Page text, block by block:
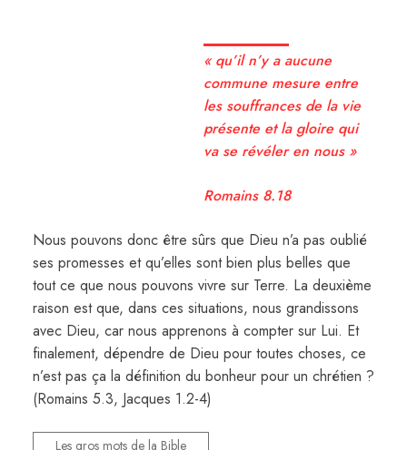
« qu’il n’y a aucune
commune mesure entre
les souffrances de la vie
présente et la gloire qui
va se révéler en nous »
Romains 8.18
Nous pouvons donc être sûrs que Dieu n’a pas oublié
ses promesses et qu’elles sont bien plus belles que
tout ce que nous pouvons vivre sur Terre. La deuxième
raison est que, dans ces situations, nous grandissons
avec Dieu, car nous apprenons à compter sur Lui. Et
finalement, dépendre de Dieu pour toutes choses, ce
n’est pas ça la définition du bonheur pour un chrétien ?
(Romains 5.3, Jacques 1.2-4)
Les gros mots de la Bible